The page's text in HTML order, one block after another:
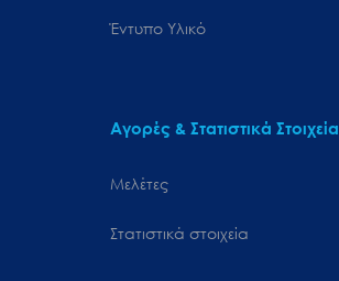
Έντυπο Υλικό
Αγορές & Στατιστικά Στοιχεία
Μελέτες
Στατιστικά στοιχεία